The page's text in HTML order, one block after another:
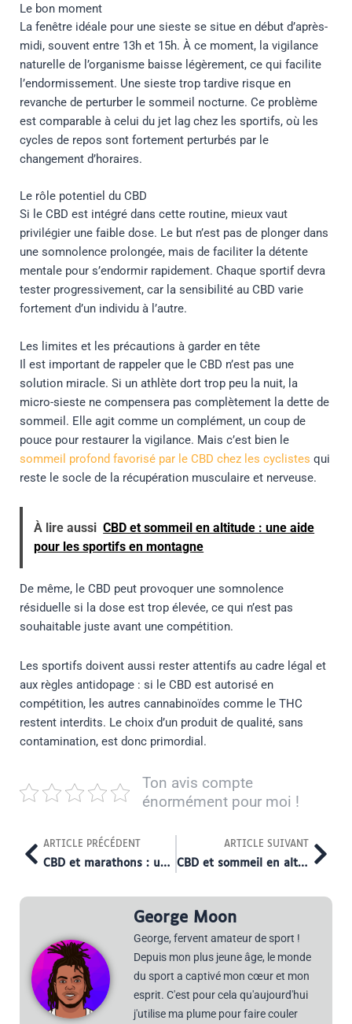
Le bon moment
La fenêtre idéale pour une sieste se situe en début d’après-
midi, souvent entre 13h et 15h. À ce moment, la vigilance
naturelle de l’organisme baisse légèrement, ce qui facilite
l’endormissement. Une sieste trop tardive risque en
revanche de perturber le sommeil nocturne. Ce problème
est comparable à celui du jet lag chez les sportifs, où les
cycles de repos sont fortement perturbés par le
changement d’horaires.
Le rôle potentiel du CBD
Si le CBD est intégré dans cette routine, mieux vaut
privilégier une faible dose. Le but n’est pas de plonger dans
une somnolence prolongée, mais de faciliter la détente
mentale pour s’endormir rapidement. Chaque sportif devra
tester progressivement, car la sensibilité au CBD varie
fortement d’un individu à l’autre.
Les limites et les précautions à garder en tête
Il est important de rappeler que le CBD n’est pas une
solution miracle. Si un athlète dort trop peu la nuit, la
micro-sieste ne compensera pas complètement la dette de
sommeil. Elle agit comme un complément, un coup de
pouce pour restaurer la vigilance. Mais c’est bien le
sommeil profond favorisé par le CBD chez les cyclistes qui
reste le socle de la récupération musculaire et nerveuse.
À lire aussi CBD et sommeil en altitude : une aide
pour les sportifs en montagne
De même, le CBD peut provoquer une somnolence
résiduelle si la dose est trop élevée, ce qui n’est pas
souhaitable juste avant une compétition.
Les sportifs doivent aussi rester attentifs au cadre légal et
aux règles antidopage : si le CBD est autorisé en
compétition, les autres cannabinoïdes comme le THC
restent interdits. Le choix d’un produit de qualité, sans
contamination, est donc primordial.
Ton avis compte
énormément pour moi !
ARTICLE PRÉCÉDENT
CBD et marathons : une solution naturelle contre les crampes nocturnes ?
ARTICLE SUIVANT
CBD et sommeil en altitude : une aide pour les sportifs en montagne
George Moon
George, fervent amateur de sport !
Depuis mon plus jeune âge, le monde
du sport a captivé mon cœur et mon
esprit. C'est pour cela qu'aujourd'hui
j'utilise ma plume pour faire couler